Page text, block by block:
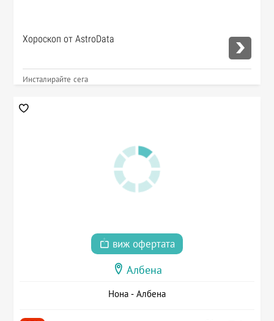
Хороскоп от AstroData
Инсталирайте сега
виж офертата
Албена
Нона - Албена